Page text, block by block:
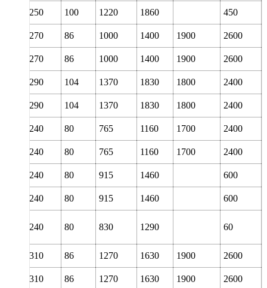
250 100 1220 1860 450
270 86 1000 1400 1900 2600
270 86 1000 1400 1900 2600
290 104 1370 1830 1800 2400
290 104 1370 1830 1800 2400
240 80 765 1160 1700 2400
240 80 765 1160 1700 2400
240 80 915 1460 600
240 80 915 1460 600
240 80 830 1290 60
310 86 1270 1630 1900 2600
310 86 1270 1630 1900 2600